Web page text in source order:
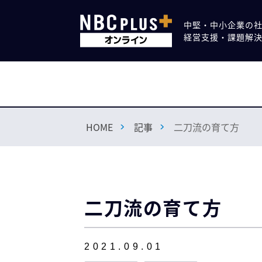
中堅・中小企業の
経営支援・課題解
HOME 記事 二刀流の育て方
二刀流の育て方
2021.09.01